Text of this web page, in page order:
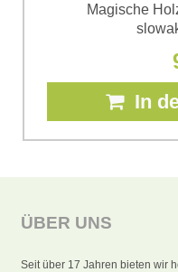
Magische
In
ÜBER UNS
Seit über 17 Jahren bieten wir